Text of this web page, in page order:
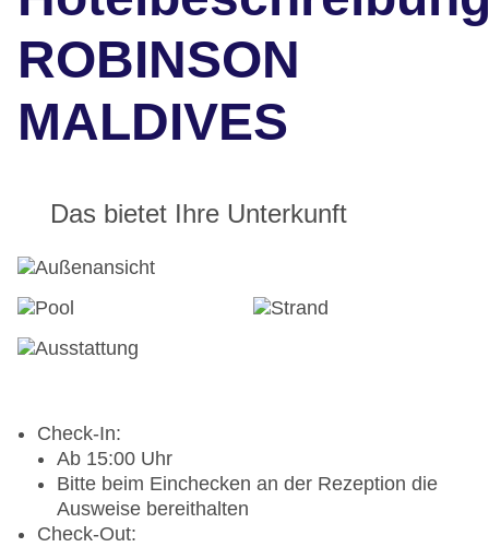
ROBINSON
MALDIVES
Das bietet Ihre Unterkunft
Check-In:
Ab 15:00 Uhr
Bitte beim Einchecken an der Rezeption die
Ausweise bereithalten
Check-Out: